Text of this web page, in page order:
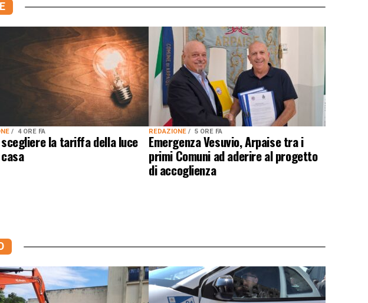
4 ORE FA
scegliere la tariffa della luce
REDAZIONE 5 ORE FA
Emergenza Vesuvio, Arpaise tra i
primi Comuni ad aderire al progetto
di accoglienza